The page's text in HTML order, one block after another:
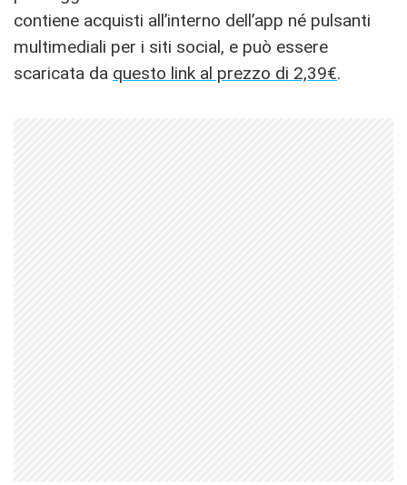
contiene acquisti all’interno dell’app né pulsanti
multimediali per i siti social, e può essere
scaricata da questo link al prezzo di 2,39€.